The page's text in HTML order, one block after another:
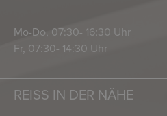
Mo-Do, 07:30- 16:30 Uhr
Fr, 07:30- 14:30 Uhr
REISS IN DER NÄHE